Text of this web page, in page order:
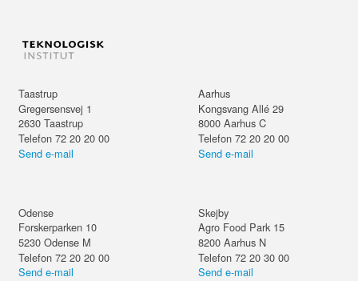
Taastrup
Gregersensvej 1
2630 Taastrup
Telefon 72 20 20 00
Send e-mail
Aarhus
Kongsvang Allé 29
8000 Aarhus C
Telefon 72 20 20 00
Send e-mail
Odense
Forskerparken 10
5230 Odense M
Telefon 72 20 20 00
Send e-mail
Skejby
Agro Food Park 15
8200 Aarhus N
Telefon 72 20 30 00
Send e-mail